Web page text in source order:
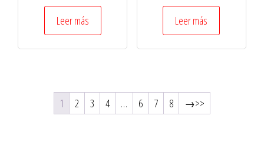
Leer más Leer más
1 2 3 4 … 6 7 8 →